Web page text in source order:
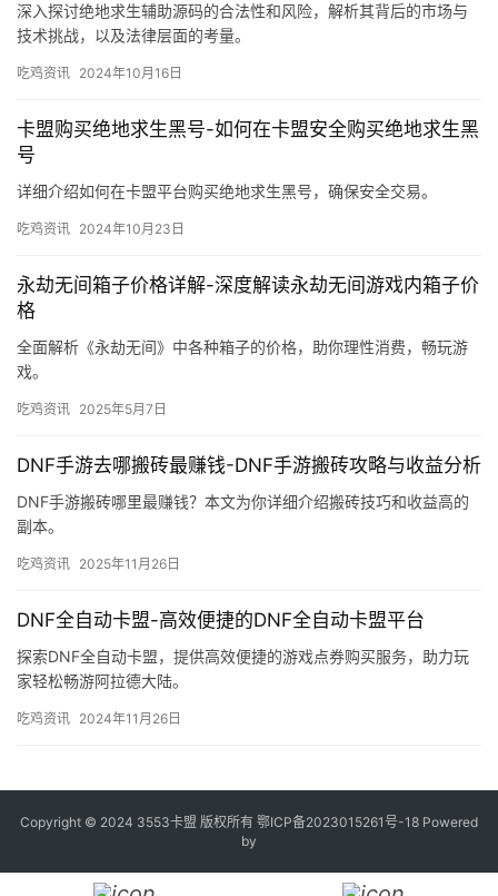
深入探讨绝地求生辅助源码的合法性和风险，解析其背后的市场与
技术挑战，以及法律层面的考量。
吃鸡资讯 2024年10月16日
卡盟购买绝地求生黑号-如何在卡盟安全购买绝地求生黑
号
详细介绍如何在卡盟平台购买绝地求生黑号，确保安全交易。
吃鸡资讯 2024年10月23日
永劫无间箱子价格详解-深度解读永劫无间游戏内箱子价
格
全面解析《永劫无间》中各种箱子的价格，助你理性消费，畅玩游
戏。
吃鸡资讯 2025年5月7日
DNF手游去哪搬砖最赚钱-DNF手游搬砖攻略与收益分析
DNF手游搬砖哪里最赚钱？本文为你详细介绍搬砖技巧和收益高的
副本。
吃鸡资讯 2025年11月26日
DNF全自动卡盟-高效便捷的DNF全自动卡盟平台
探索DNF全自动卡盟，提供高效便捷的游戏点券购买服务，助力玩
家轻松畅游阿拉德大陆。
吃鸡资讯 2024年11月26日
Copyright © 2024 3553卡盟 版权所有 鄂ICP备2023015261号-18 Powered
by